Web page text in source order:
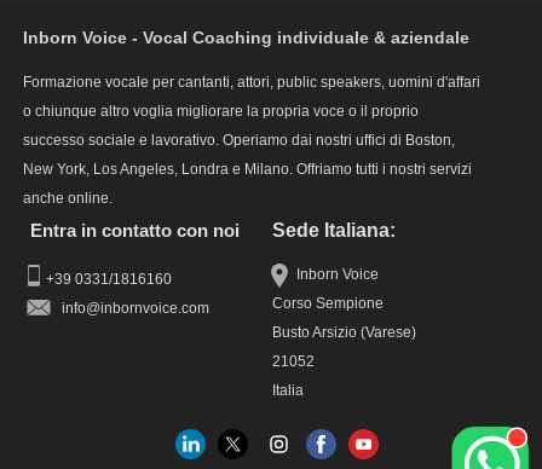
Inborn Voice - Vocal Coaching individuale & aziendale
Formazione vocale per cantanti, attori, public speakers, uomini d'affari
o chiunque altro voglia migliorare la propria voce o il proprio
successo sociale e lavorativo. Operiamo dai nostri uffici di Boston,
New York, Los Angeles, Londra e Milano. Offriamo tutti i nostri servizi
anche online.
Entra in contatto con noi
+39 0331/1816160
info
Sede Italiana:
Inborn Voice
Corso Sempione
Busto Arsizio (Varese)
21052
Italia